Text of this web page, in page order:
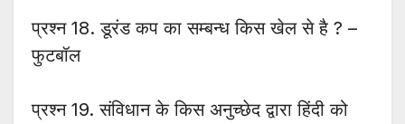
प्रश्न 18. डूरंड कप का सम्बन्ध किस खेल से है ? –
फुटबॉल
प्रश्न 19. संविधान के किस अनुच्छेद द्वारा हिंदी को